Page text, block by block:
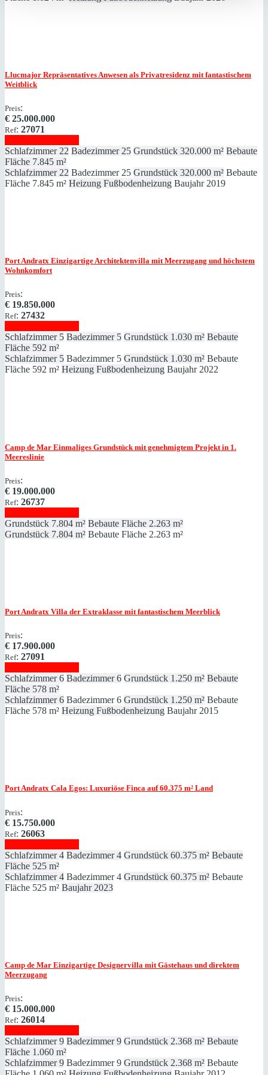
Llucmajor Repräsentatives Anwesen als Privatresidenz mit fantastischem
Weitblick
Preis:
€ 25.000.000
Ref: 27071
Schlafzimmer 22 Badezimmer 25 Grundstück 320.000 m² Bebaute
Fläche 7.845 m²
Schlafzimmer 22 Badezimmer 25 Grundstück 320.000 m² Bebaute
Fläche 7.845 m² Heizung Fußbodenheizung Baujahr 2019
Port Andratx Einzigartige Architektenvilla mit Meerzugang und höchstem
Wohnkomfort
Preis:
€ 19.850.000
Ref: 27432
Schlafzimmer 5 Badezimmer 5 Grundstück 1.030 m² Bebaute
Fläche 592 m²
Schlafzimmer 5 Badezimmer 5 Grundstück 1.030 m² Bebaute
Fläche 592 m² Heizung Fußbodenheizung Baujahr 2022
Camp de Mar Einmaliges Grundstück mit genehmigtem Projekt in 1.
Meereslinie
Preis:
€ 19.000.000
Ref: 26737
Grundstück 7.804 m² Bebaute Fläche 2.263 m²
Grundstück 7.804 m² Bebaute Fläche 2.263 m²
Port Andratx Villa der Extraklasse mit fantastischem Meerblick
Preis:
€ 17.900.000
Ref: 27091
Schlafzimmer 6 Badezimmer 6 Grundstück 1.250 m² Bebaute
Fläche 578 m²
Schlafzimmer 6 Badezimmer 6 Grundstück 1.250 m² Bebaute
Fläche 578 m² Heizung Fußbodenheizung Baujahr 2015
Port Andratx Cala Egos: Luxuriöse Finca auf 60.375 ​​​​​​​m² Land
Preis:
€ 15.750.000
Ref: 26063
Schlafzimmer 4 Badezimmer 4 Grundstück 60.375 m² Bebaute
Fläche 525 m²
Schlafzimmer 4 Badezimmer 4 Grundstück 60.375 m² Bebaute
Fläche 525 m² Baujahr 2023
Camp de Mar Einzigartige Designervilla mit Gästehaus und direktem
Meerzugang
Preis:
€ 15.000.000
Ref: 26014
Schlafzimmer 9 Badezimmer 9 Grundstück 2.368 m² Bebaute
Fläche 1.060 m²
Schlafzimmer 9 Badezimmer 9 Grundstück 2.368 m² Bebaute